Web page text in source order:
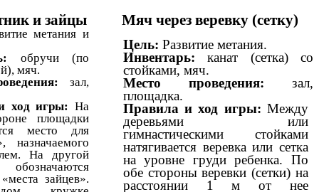
и зайцы
метания и
обручи (по
мяч.
зал,
ход игры:На
площадки
место для
назначаемого
лем. На другой
зайцев».
Мяч через веревку (сетку)
Цель: Развитие метания.
Инвентарь: канат (сетка) со
стойками, мяч.
Место проведения: зал,
площадка.
Правила и ход игры: Между
деревьями или
гимнастическими стойками
натягивается веревка или сетка
на уровне груди ребенка. По
обе стороны веревки (сетки) на
расстоянии 1 м от нее